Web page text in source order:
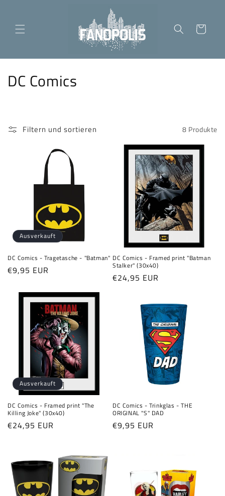
Warenkorb
K
e
e
:
DC Comics
Filtern und sortieren 8 Produkte
Ausverkauft
DC Comics - Tragetasche - "Batman"
Normaler
€9,95 EUR
DC Comics - Framed print "Batman
Stalker" (30x40)
Normaler
€24,95 EUR
Ausverkauft
DC Comics - Framed print "The
Killing Joke" (30x40)
Normaler
€24,95 EUR
DC Comics - Trinkglas - THE
ORIGINAL "S" DAD
Normaler
€9,95 EUR